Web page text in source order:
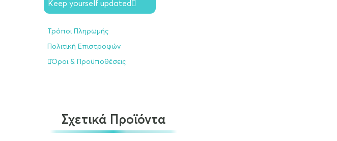
Keep yourself updated
Τρόποι Πληρωμής
Πολιτική Επιστροφών
Όροι & Προϋποθέσεις
Σχετικά Προϊόντα